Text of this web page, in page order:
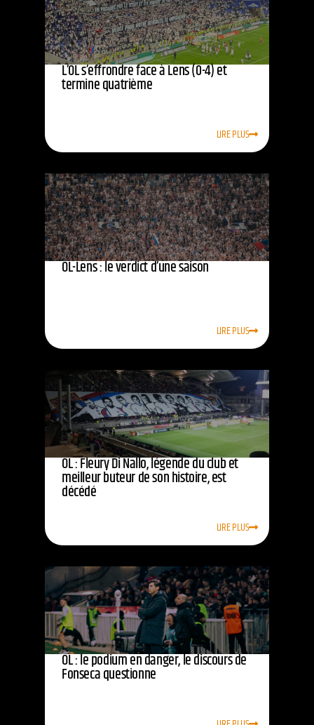
L’OL s’effrondre face à Lens (0-4) et
termine quatrième
LIRE PLUS
OL-Lens : le verdict d’une saison
LIRE PLUS
OL : Fleury Di Nallo, légende du club et
meilleur buteur de son histoire, est
décédé
LIRE PLUS
OL : le podium en danger, le discours de
Fonseca questionne